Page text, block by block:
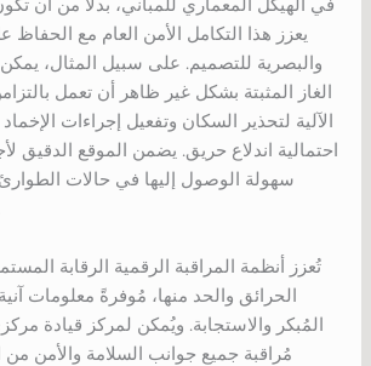
يعزز هذا التكامل الأمن العام مع الحفاظ
والبصرية للتصميم. على سبيل المثال،
الغاز المثبتة بشكل غير ظاهر أن تعمل
الآلية لتحذير السكان وتفعيل إجراءات
احتمالية اندلاع حريق. يضمن الموقع الدقيق
سهولة الوصول إليها في حالات
تُعزز أنظمة المراقبة الرقمية الرقابة
الحرائق والحد منها، مُوفرةً معلومات
المُبكر والاستجابة. ويُمكن لمركز قيادة
مُراقبة جميع جوانب السلامة والأمن